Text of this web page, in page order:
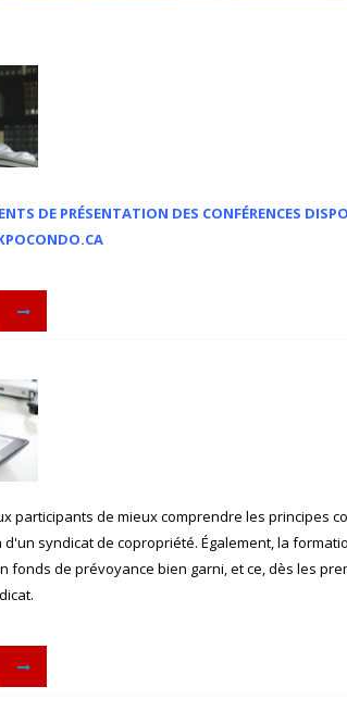
DE PRÉSENTATION DES CONFÉRENCES
participants de mieux comprendre les principes
d'un syndicat de copropriété. Également, la
fonds de prévoyance bien garni, et ce, dès les